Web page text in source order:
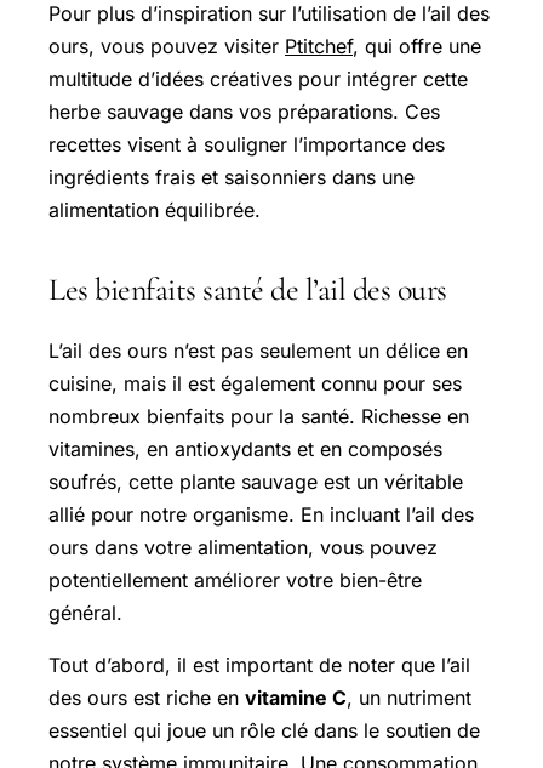
Pour plus d’inspiration sur l’utilisation de l’ail des
ours, vous pouvez visiter Ptitchef, qui offre une
multitude d’idées créatives pour intégrer cette
herbe sauvage dans vos préparations. Ces
recettes visent à souligner l’importance des
ingrédients frais et saisonniers dans une
alimentation équilibrée.
Les bienfaits santé de l’ail des ours
L’ail des ours n’est pas seulement un délice en
cuisine, mais il est également connu pour ses
nombreux bienfaits pour la santé. Richesse en
vitamines, en antioxydants et en composés
soufrés, cette plante sauvage est un véritable
allié pour notre organisme. En incluant l’ail des
ours dans votre alimentation, vous pouvez
potentiellement améliorer votre bien-être
général.
Tout d’abord, il est important de noter que l’ail
des ours est riche en vitamine C, un nutriment
essentiel qui joue un rôle clé dans le soutien de
notre système immunitaire. Une consommation